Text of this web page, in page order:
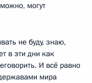
могут
не буду, знаю,
в эти дни как
И всё равно
мира